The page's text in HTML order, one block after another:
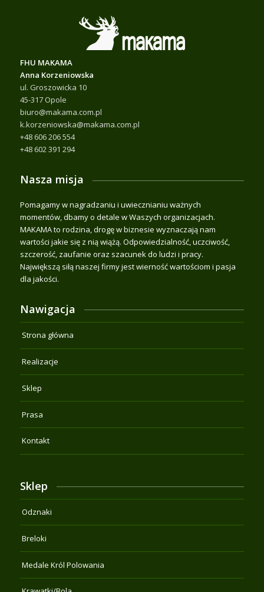
FHU MAKAMA
Anna Korzeniowska
ul. Groszowicka 10
45-317 Opole
biuro@makama.com.pl
k.korzeniowska@makama.com.pl
+48 606 206 554
+48 602 391 294
Nasza misja
Pomagamy w nagradzaniu i uwiecznianiu ważnych
momentów, dbamy o detale w Waszych organizacjach.
MAKAMA to rodzina, drogę w biznesie wyznaczają nam
wartości jakie się z nią wiążą. Odpowiedzialność, uczciwość,
szczerość, zaufanie oraz szacunek do ludzi i pracy.
Największą siłą naszej firmy jest wierność wartościom i pasja
dla jakości.
Nawigacja
Strona główna
Realizacje
Sklep
Prasa
Kontakt
Sklep
Odznaki
Breloki
Medale Król Polowania